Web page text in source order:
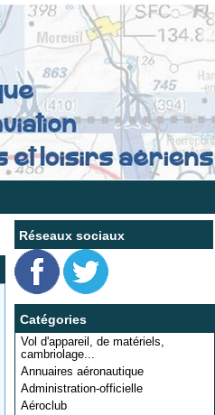
Réseaux sociaux
Catégories
Vol d'appareil, de matériels,
cambriolage...
Annuaires aéronautique
Administration-officielle
Aéroclub